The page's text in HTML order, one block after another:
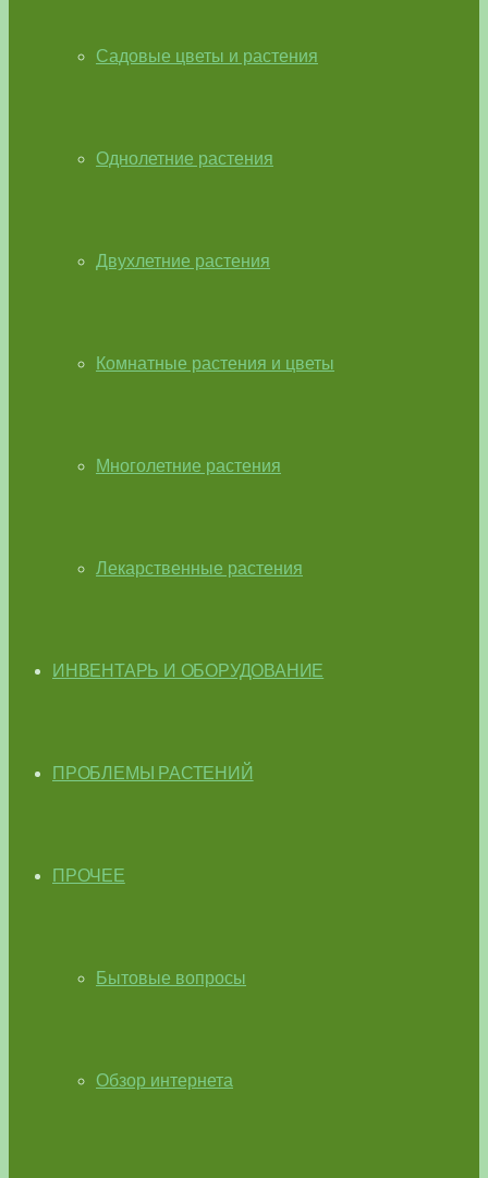
Садовые цветы и растения
Однолетние растения
Двухлетние растения
Комнатные растения и цветы
Многолетние растения
Лекарственные растения
ИНВЕНТАРЬ И ОБОРУДОВАНИЕ
ПРОБЛЕМЫ РАСТЕНИЙ
ПРОЧЕЕ
Бытовые вопросы
Обзор интернета